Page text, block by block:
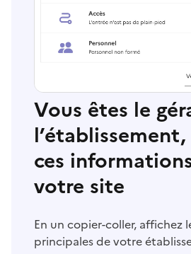
Vous êtes le
ces
votre site
En un copier-coller, affichez
principales de votre